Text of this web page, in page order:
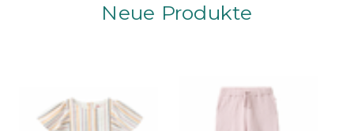
Neue Produkte